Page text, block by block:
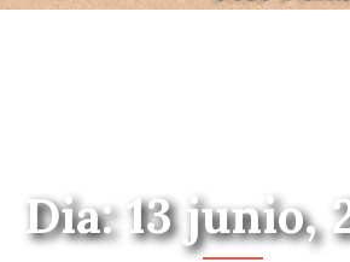
Dia: 13 junio,